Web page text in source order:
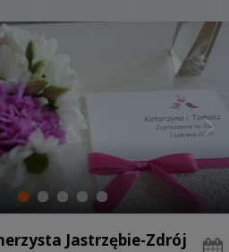
Jastrzębie-Zdrój